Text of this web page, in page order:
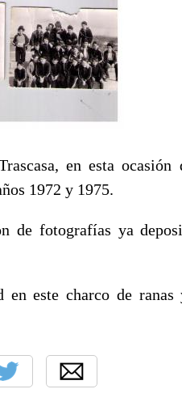
en esta
1972 y 1975.
de fotografías ya
en este charco de